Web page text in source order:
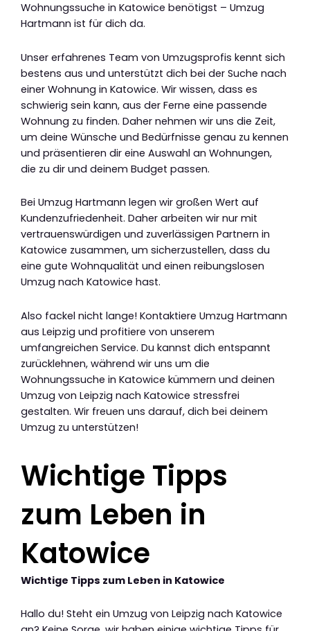
Wohnungssuche in Katowice benötigst – Umzug
Hartmann ist für dich da.
Unser erfahrenes Team von Umzugsprofis kennt sich
bestens aus und unterstützt dich bei der Suche nach
einer Wohnung in Katowice. Wir wissen, dass es
schwierig sein kann, aus der Ferne eine passende
Wohnung zu finden. Daher nehmen wir uns die Zeit,
um deine Wünsche und Bedürfnisse genau zu kennen
und präsentieren dir eine Auswahl an Wohnungen,
die zu dir und deinem Budget passen.
Bei Umzug Hartmann legen wir großen Wert auf
Kundenzufriedenheit. Daher arbeiten wir nur mit
vertrauenswürdigen und zuverlässigen Partnern in
Katowice zusammen, um sicherzustellen, dass du
eine gute Wohnqualität und einen reibungslosen
Umzug nach Katowice hast.
Also fackel nicht lange! Kontaktiere Umzug Hartmann
aus Leipzig und profitiere von unserem
umfangreichen Service. Du kannst dich entspannt
zurücklehnen, während wir uns um die
Wohnungssuche in Katowice kümmern und deinen
Umzug von Leipzig nach Katowice stressfrei
gestalten. Wir freuen uns darauf, dich bei deinem
Umzug zu unterstützen!
Wichtige Tipps
zum Leben in
Katowice
Wichtige Tipps zum Leben in Katowice
Hallo du! Steht ein Umzug von Leipzig nach Katowice